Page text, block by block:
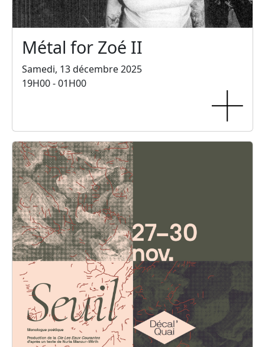
Métal for Zoé II
Samedi, 13 décembre 2025
19H00 - 01H00